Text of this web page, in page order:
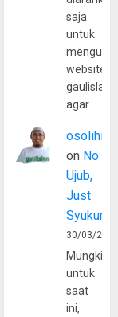
saja
untuk
website
agar…
osolihin
on No
Ujub,
Just
Syukur
30/03/
Mungkin
untuk
saat
ini,